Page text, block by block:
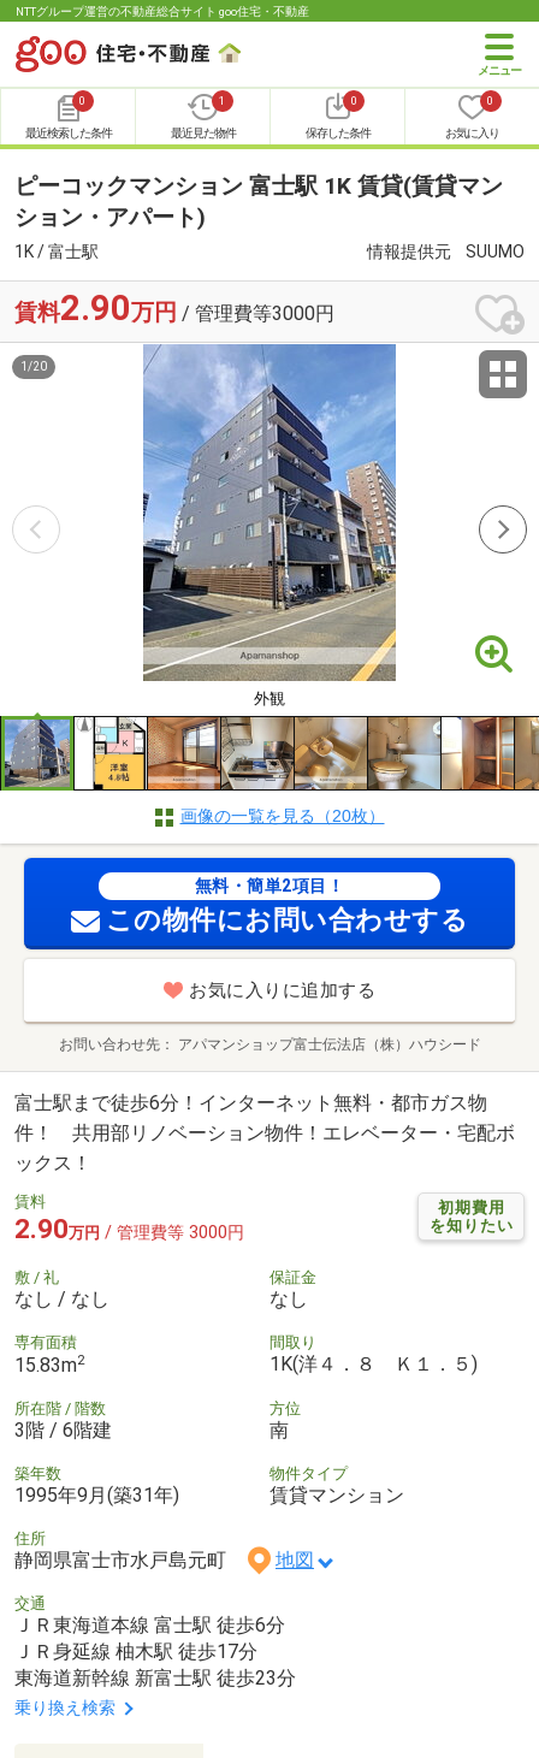
NTTグループ運営の不動産総合サイト goo住宅・不動産
0
最近検索した条件
1
最近見た物件
0
保存した条件
0
お気に入り
ピーコックマンション 富士駅 1K 賃貸(賃貸マン
ション・アパート)
1K / 富士駅 情報提供元 SUUMO
賃料2.90万円 / 管理費等3000円
外観
1 /20
画像の一覧を見る（20枚）
無料・簡単2項目！
この物件にお問い合わせする
お気に入りに追加する
お問い合わせ先 アパマンショップ富士伝法店（株）ハウシード
富士駅まで徒歩6分！インターネット無料・都市ガス物
件！ 共用部リノベーション物件！エレベーター・宅配ボ
ックス！
初期費用
を知りたい
賃料
2.90万円 / 管理費等 3000円
敷 / 礼
なし / なし
保証金
なし
専有面積
15.83m2
間取り
1K(洋４．８ Ｋ１．５)
所在階 / 階数
3階 / 6階建
方位
南
築年数
1995年9月(築31年)
物件タイプ
賃貸マンション
住所
静岡県富士市水戸島元町 地図
交通
ＪＲ東海道本線 富士駅 徒歩6分
ＪＲ身延線 柚木駅 徒歩17分
東海道新幹線 新富士駅 徒歩23分
乗り換え検索